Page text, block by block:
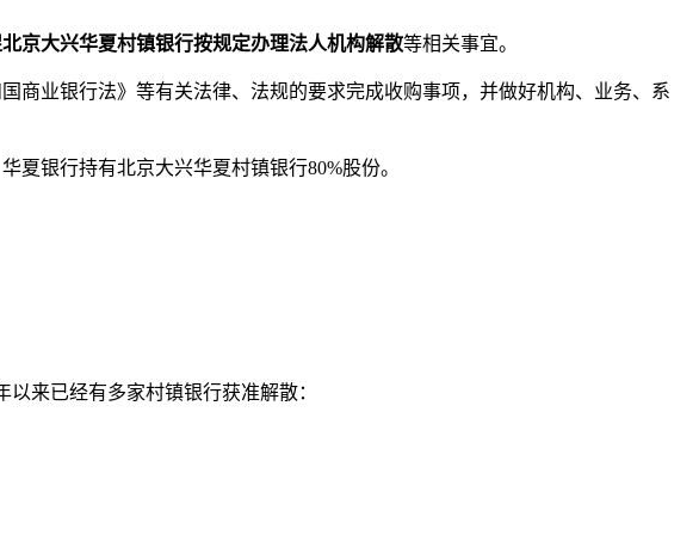
京大兴华夏村镇银行按规定办理法人机构解散等相关事宜。
业银行法》等有关法律、法规的要求完成收购事项，并做好机构、业务、系
银行持有北京大兴华夏村镇银行80%股份。
来已经有多家村镇银行获准解散：